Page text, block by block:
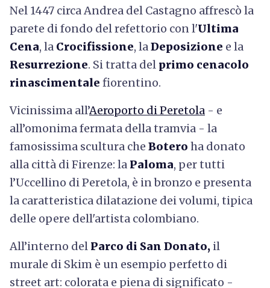
Nel 1447 circa Andrea del Castagno affrescò la
parete di fondo del refettorio con l'Ultima
Cena, la Crocifissione, laDeposizione e la
Resurrezione. Si tratta del primo cenacolo
rinascimentale fiorentino.
Vicinissima all’Aeroporto di Peretola - e
all’omonima fermata della tramvia - la
famosissima scultura che Botero ha donato
alla città di Firenze: la Paloma, per tutti
l’Uccellino di Peretola, è in bronzo e presenta
la caratteristica dilatazione dei volumi, tipica
delle opere dell'artista colombiano.
All’interno del Parco di San Donato, il
murale di Skim è un esempio perfetto di
street art: colorata e piena di significato -